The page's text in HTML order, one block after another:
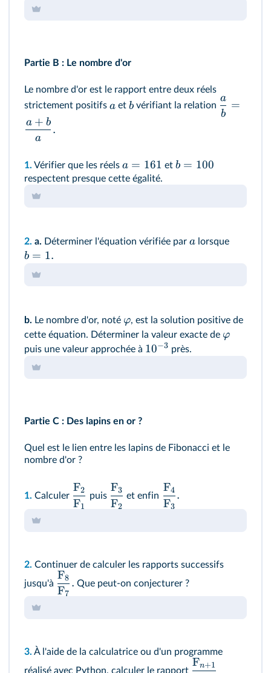
Partie B : Le nombre d'or
Le nombre d'or est le rapport entre deux réels
strictement positifs a et b vérifiant la relation
b
a
=
a
a + b
.
1. Vérifier que les réels a = 161 et b = 100
respectent presque cette égalité.
2. a. Déterminer l'équation vérifiée par a lorsque
b = 1.
b. Le nombre d'or, noté φ, est la solution positive de
cette équation. Déterminer la valeur exacte de φ
puis une valeur approchée à 10−3 près.
Partie C : Des lapins en or ?
Quel est le lien entre les lapins de Fibonacci et le
nombre d'or ?
1. Calculer
F1
F2
puis
F2
F3
et enfin
F3
F4 .
2. Continuer de calculer les rapports successifs
jusqu'à
F7
F8 . Que peut-on conjecturer ?
3. À l'aide de la calculatrice ou d'un programme
réalisé avec Python, calculer le rapport
Fn+1